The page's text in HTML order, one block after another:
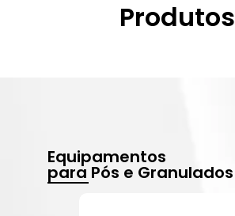
Produtos
Equipamentos
para Pós e Granulados